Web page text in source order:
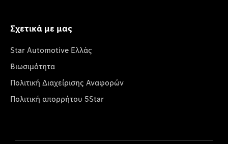
Σχετικά με μας
Star Automotive Ελλάς
Βιωσιμότητα
Πολιτική Διαχείρισης Αναφορών
Πολιτική απορρήτου 5Star